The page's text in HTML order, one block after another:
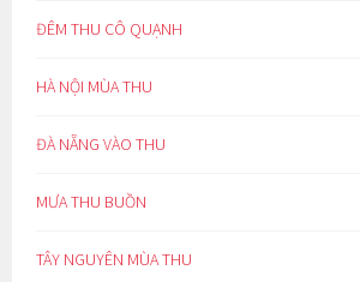
ĐÊM THU CÔ QUẠNH
HÀ NỘI MÙA THU
ĐÀ NẴNG VÀO THU
MƯA THU BUỒN
TÂY NGUYÊN MÙA THU